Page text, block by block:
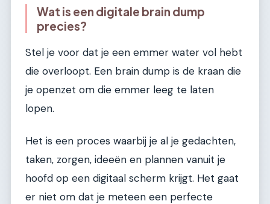
Wat is een digitale brain dump
precies?
Stel je voor dat je een emmer water vol hebt
die overloopt. Een brain dump is de kraan die
je openzet om die emmer leeg te laten
lopen.
Het is een proces waarbij je al je gedachten,
taken, zorgen, ideeën en plannen vanuit je
hoofd op een digitaal scherm krijgt. Het gaat
er niet om dat je meteen een perfecte